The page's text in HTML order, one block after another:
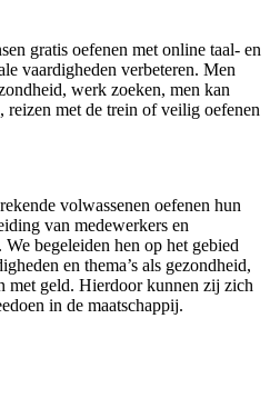
gratis oefenen met online taal- en
vaardigheden verbeteren. Men
werk zoeken, men kan
met de trein of veilig oefenen
volwassenen oefenen hun
van medewerkers en
begeleiden hen op het gebied
en thema’s als gezondheid,
met geld. Hierdoor kunnen zij zich
in de maatschappij.